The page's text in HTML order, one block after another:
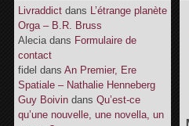
Livraddict dans L’étrange planète
Orga – B.R. Bruss
Aleciadans Formulaire de
contact
fidel dans An Premier, Ere
Spatiale – Nathalie Henneberg
Guy Boivin dans Qu’est-ce
qu’une nouvelle, une novella, un